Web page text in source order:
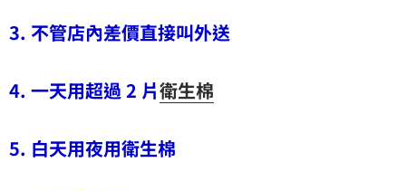
3. 不管店內差價直接叫外送
4. 一天用超過 2 片衛生棉
5. 白天用夜用衛生棉